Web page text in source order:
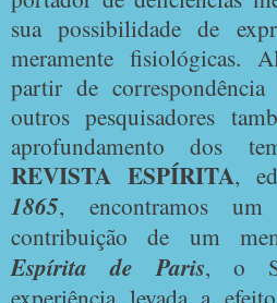
sua possibilidade de
meramente fisiológicas.
partir de
outros pesquisadores
aprofundamento dos
REVISTA ESPÍRITA,
1865, encontramos
contribuição de um
Espírita de Paris, o